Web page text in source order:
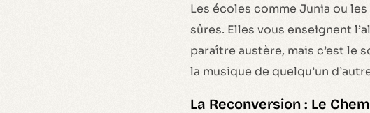
Les écoles comme Junia ou
sûres. Elles vous enseignent
paraître austère, mais c’est le
la musique de quelqu’un
La Reconversion : Le